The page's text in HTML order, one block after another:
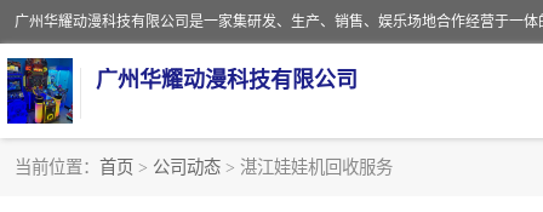
广州华耀动漫科技有限公司
当前位置： 首页 > 公司动态 > 湛江娃娃机回收服务